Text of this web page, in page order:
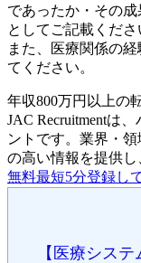
であったか・その
としてご記載くださ
また、医療関係の
てください。
年収800万円以上の
JAC Recruitmentは
ントです。 業界・領
の高い情報を提供し
無料最短5分登録し
【医療シス